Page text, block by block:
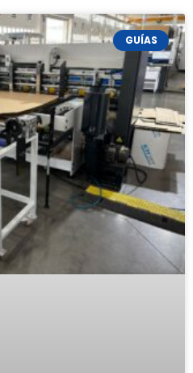
GUÍAS